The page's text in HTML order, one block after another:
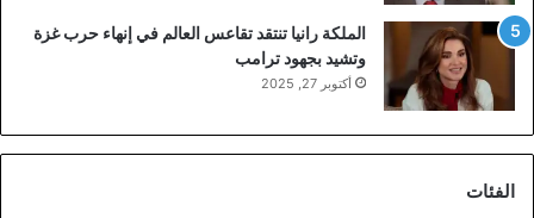
الملكة رانيا تنتقد تقاعس العالم في إنهاء حرب غزة
وتشيد بجهود ترامب
أكتوبر 27, 2025
الفئات